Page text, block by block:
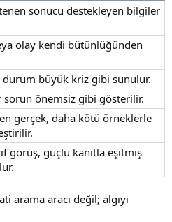
sonucu destekleyen bilgiler
olay kendi bütünlüğünden
durum büyük kriz gibi sunulur.
sorun önemsiz gibi gösterilir.
gerçek, daha kötü örneklerle
görüş, güçlü kanıtla eşitmiş
arama aracı değil; algıyı